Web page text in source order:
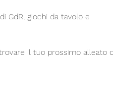
GdR, giochi da tavolo e
il tuo prossimo alleato